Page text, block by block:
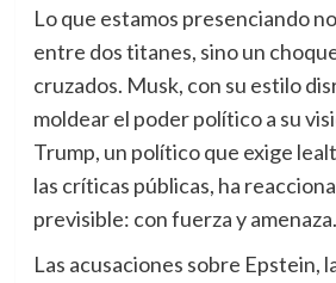
Lo que estamos presenciando
entre dos titanes, sino un
cruzados. Musk, con su estilo
moldear el poder político a su
Trump, un político que exige
las críticas públicas, ha
previsible: con fuerza y amenaza.
Las acusaciones sobre Epstein,